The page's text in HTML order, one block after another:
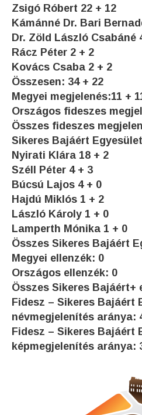
Zsigó Róbert 22 + 12
Kámánné Dr. Bari
Dr. Zöld László Csabáné
Rácz Péter 2 + 2
Kovács Csaba 2 + 2
Összesen: 34 + 22
Megyei megjelenés:11 +
Országos fideszes
Összes fideszes
Sikeres Bajáért Egyesület
Nyirati Klára 18 + 2
Széll Péter 4 + 3
Búcsú Lajos 4 + 0
Hajdú Miklós 1 + 2
László Károly 1 + 0
Lamperth Mónika 1 + 0
Összes Sikeres Bajáért
Megyei ellenzék: 0
Országos ellenzék: 0
Összes Sikeres Bajáért+
Fidesz – Sikeres Bajáért
névmegjelenítés aránya:
Fidesz – Sikeres Bajáért
képmegjelenítés aránya: